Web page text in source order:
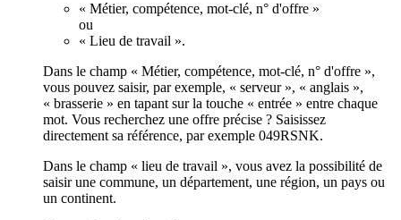
« Métier, compétence, mot-clé, n° d'offre »
ou
« Lieu de travail ».
Dans le champ « Métier, compétence, mot-clé, n° d'offre »,
vous pouvez saisir, par exemple, « serveur », « anglais »,
« brasserie » en tapant sur la touche « entrée » entre chaque
mot. Vous recherchez une offre précise ? Saisissez
directement sa référence, par exemple 049RSNK.
Dans le champ « lieu de travail », vous avez la possibilité de
saisir une commune, un département, une région, un pays ou
un continent.